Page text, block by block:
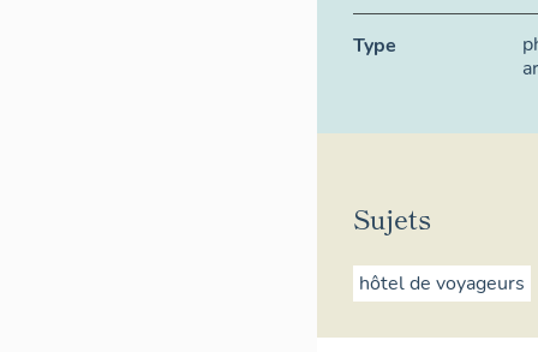
Type
Sujets
hôtel de voyageurs